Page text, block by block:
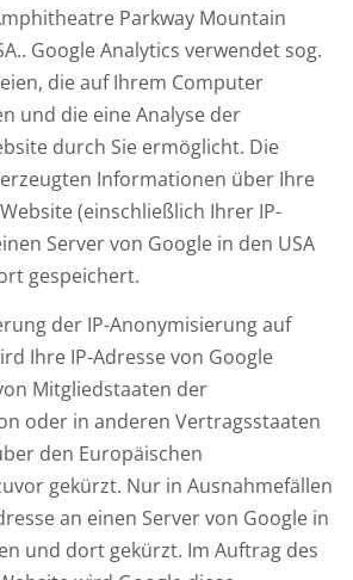
Parkway Mountain
Google Analytics verwendet sog.
die auf Ihrem Computer
und die eine Analyse der
durch Sie ermöglicht. Die
Informationen über Ihre
(einschließlich Ihrer IP-
Server von Google in den USA
gespeichert.
der IP-Anonymisierung auf
Ihre IP-Adresse von Google
Mitgliedstaaten der
oder in anderen Vertragsstaaten
den Europäischen
gekürzt. Nur in Ausnahmefällen
an einen Server von Google in
und dort gekürzt. Im Auftrag des